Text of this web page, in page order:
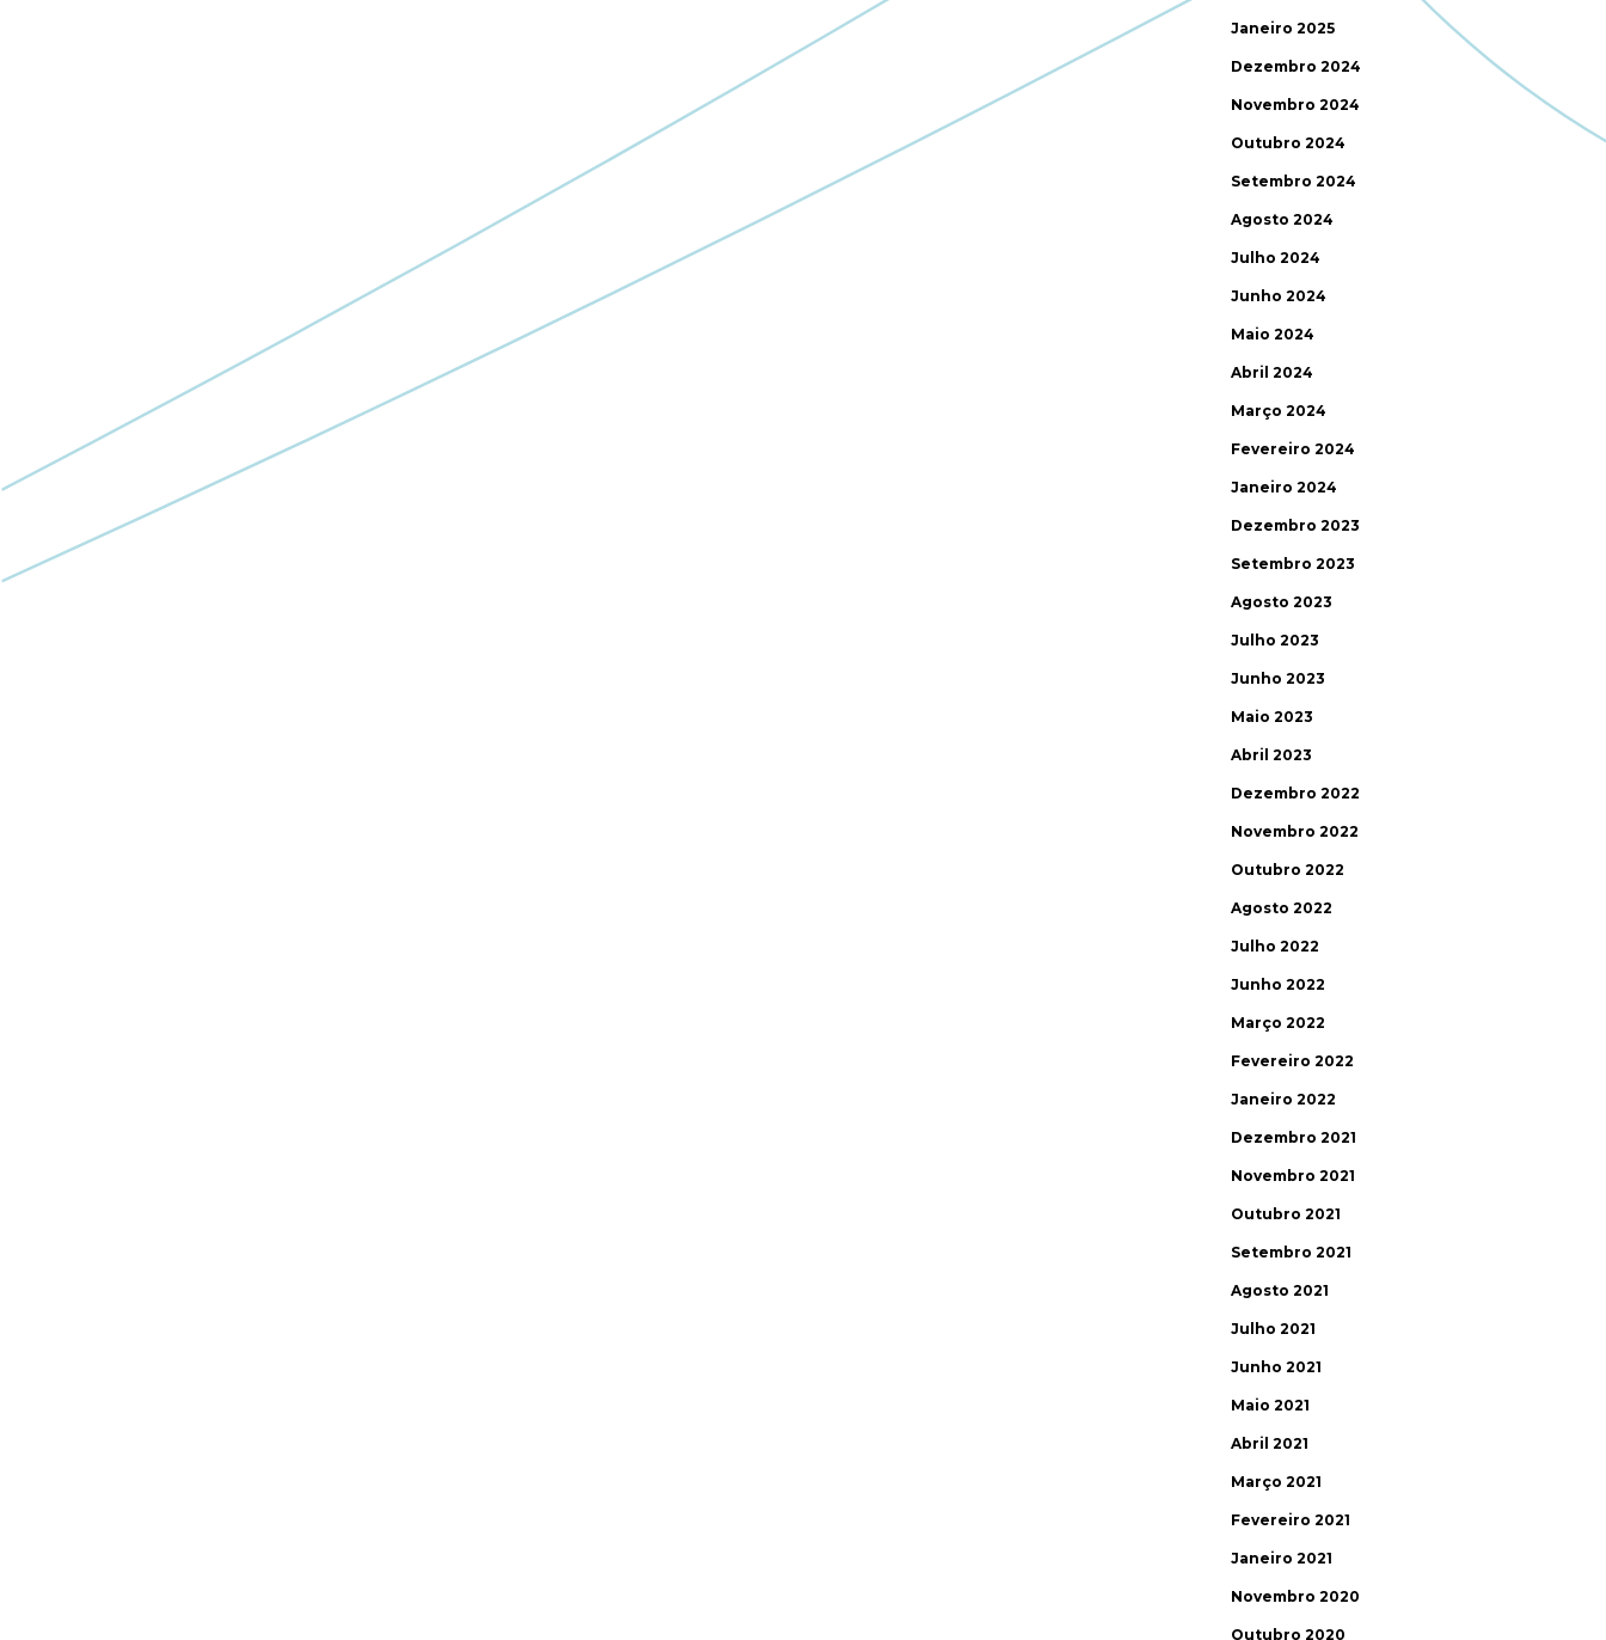
Janeiro 2025
Dezembro 2024
Novembro 2024
Outubro 2024
Setembro 2024
Agosto 2024
Julho 2024
Junho 2024
Maio 2024
Abril 2024
Março 2024
Fevereiro 2024
Janeiro 2024
Dezembro 2023
Setembro 2023
Agosto 2023
Julho 2023
Junho 2023
Maio 2023
Abril 2023
Dezembro 2022
Novembro 2022
Outubro 2022
Agosto 2022
Julho 2022
Junho 2022
Março 2022
Fevereiro 2022
Janeiro 2022
Dezembro 2021
Novembro 2021
Outubro 2021
Setembro 2021
Agosto 2021
Julho 2021
Junho 2021
Maio 2021
Abril 2021
Março 2021
Fevereiro 2021
Janeiro 2021
Novembro 2020
Outubro 2020